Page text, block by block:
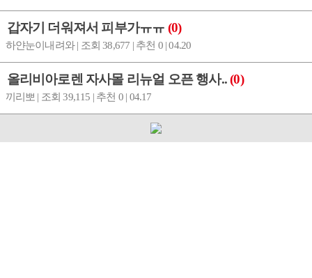
갑자기 더워져서 피부가ㅠㅠ (0)
하얀눈이내려와 | 조회 38,677 | 추천 0 | 04.20
올리비아로렌 자사몰 리뉴얼 오픈 행사..(0)
끼리뽀 | 조회 39,115 | 추천 0 | 04.17